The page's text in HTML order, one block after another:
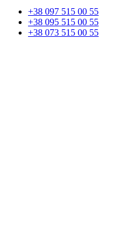
+38 097 515 00 55
+38 095 515 00 55
+38 073 515 00 55